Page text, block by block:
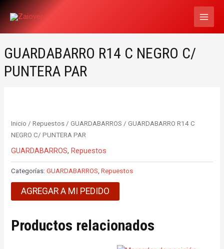
GUARDABARRO R14 C NEGRO C/
PUNTERA PAR
Inicio /Repuestos /GUARDABARROS / GUARDABARRO R14 C
NEGRO C/ PUNTERA PAR
GUARDABARROS,Repuestos
Categorías:GUARDABARROS,Repuestos
AGREGAR A MI PEDIDO
Productos relacionados